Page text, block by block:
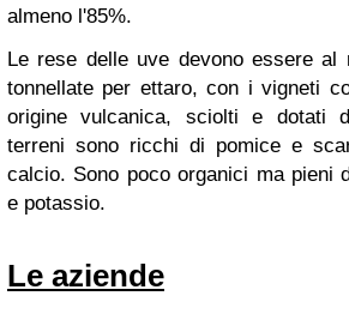
almeno l'85%.
Le rese delle uve devono essere al
tonnellate per ettaro, con i vigneti
origine vulcanica, sciolti e dotati
terreni sono ricchi di pomice e
calcio. Sono poco organici ma pieni
e potassio.
Le aziende